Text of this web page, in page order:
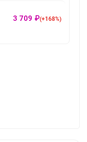
3 709 ₽(+168%)